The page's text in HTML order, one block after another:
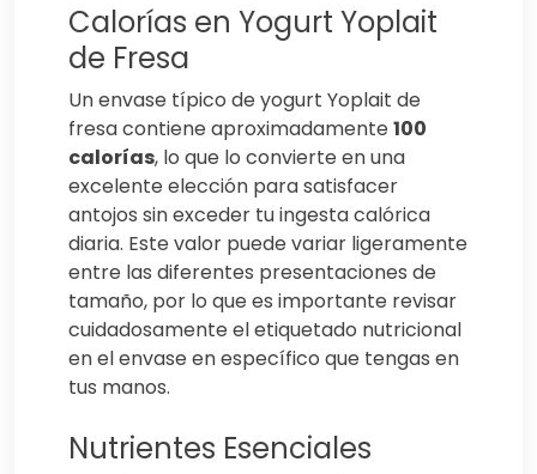
Calorías en Yogurt Yoplait
de Fresa
Un envase típico de yogurt Yoplait de
fresa contiene aproximadamente 100
calorías, lo que lo convierte en una
excelente elección para satisfacer
antojos sin exceder tu ingesta calórica
diaria. Este valor puede variar ligeramente
entre las diferentes presentaciones de
tamaño, por lo que es importante revisar
cuidadosamente el etiquetado nutricional
en el envase en específico que tengas en
tus manos.
Nutrientes Esenciales